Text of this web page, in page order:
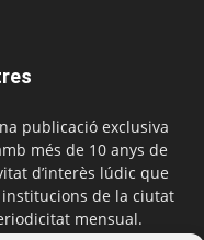
publicació exclusiva
més de 10 anys de
d’interès lúdic que
de la ciutat
mensual.